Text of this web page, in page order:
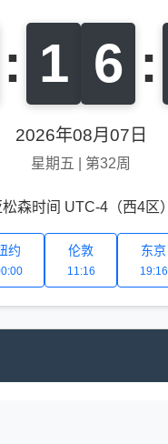
: 1 6 :
2026年08月07日
星期五 第32周
松森时间 UTC-4（西4区）
约 伦敦
11:16
东京
19:16